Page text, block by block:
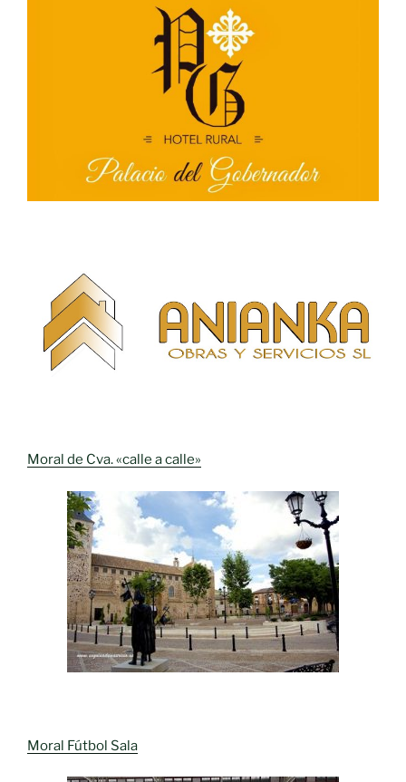
Moral de Cva. «calle a calle»
Moral Fútbol Sala